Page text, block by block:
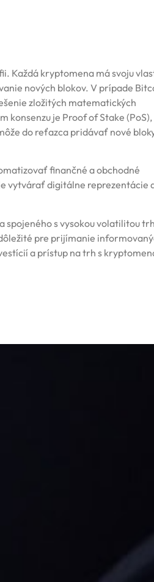
Každá kryptomena má svoju
nových blokov. V prípade
zložitých matematických
konsenzu je Proof of Stake
do reťazca pridávať nové
finančné a obchodné
vytvárať digitálne reprezentácie
spojeného s vysokou volatilitou
pre prijímanie
a prístup na trh s